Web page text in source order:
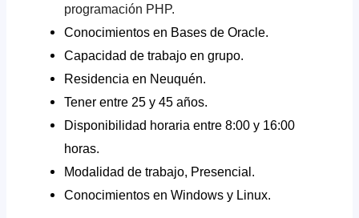
programación PHP.
Conocimientos en Bases de Oracle.
Capacidad de trabajo en grupo.
Residencia en Neuquén.
Tener entre 25 y 45 años.
Disponibilidad horaria entre 8:00 y 16:00
horas.
Modalidad de trabajo, Presencial.
Conocimientos en Windows y Linux.